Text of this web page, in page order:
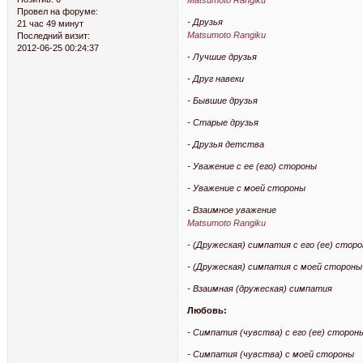
Провел на форуме:
21 час 49 минут
Последний визит:
2012-06-25 00:24:37
- Друзья
Matsumoto Rangiku
- Лучшие друзья
- Друг навеки
- Бывшие друзья
- Старые друзья
- Друзья детства
- Уважение с ее (его) стороны
- Уважение с моей стороны
- Взаимное уважение
Matsumoto Rangiku
- (Дружеская) симпатия с его (ее)
- (Дружеская) симпатия с моей стороны
- Взаимная (дружеская) симпатия
Любовь:
- Симпатия (чувства) с его (ее)
- Симпатия (чувства) с моей стороны